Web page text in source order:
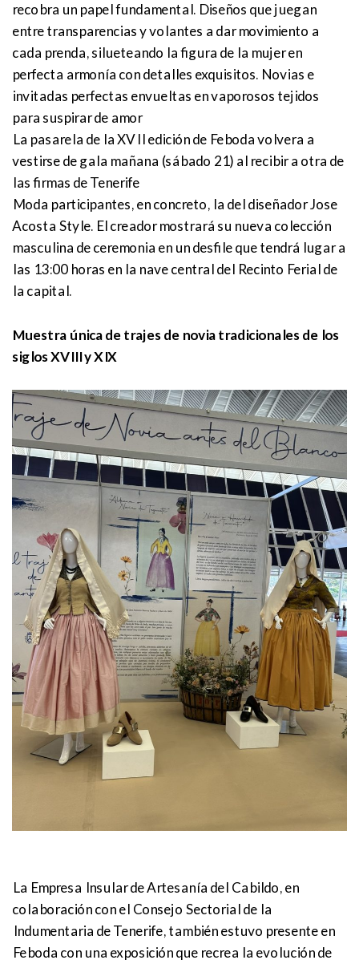
recobra un papel fundamental. Diseños que juegan
entre transparencias y volantes a dar movimiento a
cada prenda, silueteando la figura de la mujer en
perfecta armonía con detalles exquisitos. Novias e
invitadas perfectas envueltas en vaporosos tejidos
para suspirar de amor
La pasarela de la XVII edición de Feboda volvera a
vestirse de gala mañana (sábado 21) al recibir a otra de
las firmas de Tenerife
Moda participantes, en concreto, la del diseñador Jose
Acosta Style. El creador mostrará su nueva colección
masculina de ceremonia en un desfile que tendrá lugar a
las 13:00 horas en la nave central del Recinto Ferial de
la capital.
Muestra única de trajes de novia tradicionales de los
siglos XVIII y XIX
La Empresa Insular de Artesanía del Cabildo, en
colaboración con el Consejo Sectorial de la
Indumentaria de Tenerife, también estuvo presente en
Feboda con una exposición que recrea la evolución de